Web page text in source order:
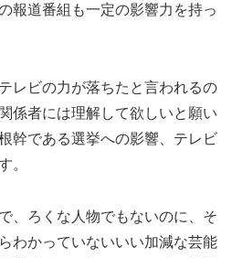
報道番組も一定の影響力を持っ
レビの力が落ちたと言われるの
係者には理解して欲しいと願い
幹である選挙への影響、テレビ
。
、ろくな人物でもないのに、そ
わかっていないいい加減な芸能